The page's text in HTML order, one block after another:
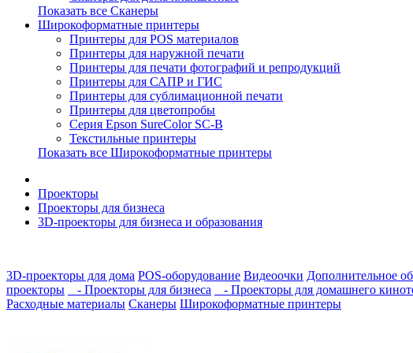
Показать все Сканеры
Широкоформатные принтеры
Принтеры для POS материалов
Принтеры для наружной печати
Принтеры для печати фотографий и репродукций
Принтеры для САПР и ГИС
Принтеры для сублимационной печати
Принтеры для цветопробы
Серия Epson SureColor SC-B
Текстильные принтеры
Показать все Широкоформатные принтеры
Проекторы
Проекторы для бизнеса
3D-проекторы для бизнеса и образования
3D-проекторы для дома POS-оборудование Видеоочки Дополнительное
проекторы
- Проекторы для бизнеса - Проекторы для домашнего
Расходные материалы Сканеры Широкоформатные принтеры